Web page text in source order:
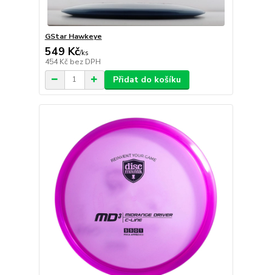
GStar Hawkeye
549 Kč/ks
454 Kč bez DPH
Přidat do košíku